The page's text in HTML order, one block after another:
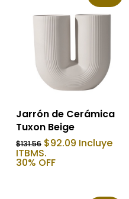
Añadir Al Carrito
Jarrón de Cerámica
Tuxon Beige
$131.56 El
precio
original
$92.09El
precio
Incluye
ITBMS.
30% OFF